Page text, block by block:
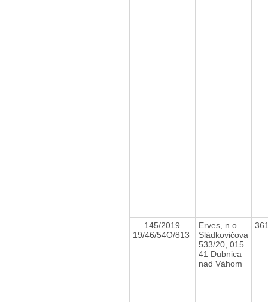
145/2019
19/46/54O/813
Erves, n.o.
Sládkovičova
533/20, 015
41 Dubnica
nad Váhom